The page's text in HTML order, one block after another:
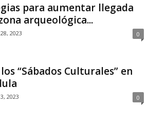
para aumentar llegada
arqueológica...
2023 0
“Sábados Culturales” en
2023 0